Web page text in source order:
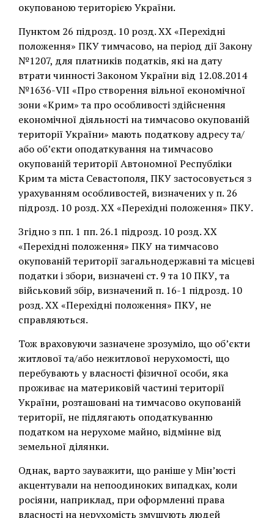
окупованою територією України.
Пунктом 26 підрозд. 10 розд. ХХ «Перехідні
положення» ПКУ тимчасово, на період дії Закону
№1207, для платників податків, які на дату
втрати чинності Законом України від 12.08.2014
№1636-VІІ «Про створення вільної економічної
зони «Крим» та про особливості здійснення
економічної діяльності на тимчасово окупованій
території України» мають податкову адресу та/
або об’єкти оподаткування на тимчасово
окупованій території Автономної Республіки
Крим та міста Севастополя, ПКУ застосовується з
урахуванням особливостей, визначених у п. 26
підрозд. 10 розд. ХХ «Перехідні положення» ПКУ.
Згідно з пп. 1 пп. 26.1 підрозд. 10 розд. ХХ
«Перехідні положення» ПКУ на тимчасово
окупованій території загальнодержавні та місцеві
податки і збори, визначені ст. 9 та 10 ПКУ, та
військовий збір, визначений п. 16-1 підрозд. 10
розд. ХХ «Перехідні положення» ПКУ, не
справляються.
Тож враховуючи зазначене зрозуміло, що об’єкти
житлової та/або нежитлової нерухомості, що
перебувають у власності фізичної особи, яка
проживає на материковій частині території
України, розташовані на тимчасово окупованій
території, не підлягають оподаткуванню
податком на нерухоме майно, відмінне від
земельної ділянки.
Однак, варто зауважити, що раніше у Мін’юсті
акцентували на непоодиноких випадках, коли
росіяни, наприклад, при оформленні права
власності на нерухомість змушують людей